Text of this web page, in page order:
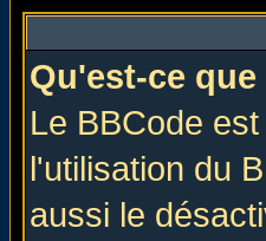
Qu'est-ce
Le BBCode
l'utilisation du
aussi le